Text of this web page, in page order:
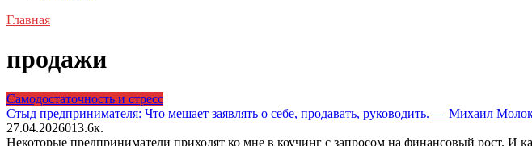
Главная
продажи
Самодостаточность и стресс
Стыд предпринимателя: Что мешает заявлять о себе, продавать, руководить. — Михаил
27.04.2026013.6к.
Некоторые предприниматели приходят ко мне в коучинг с запросом на финансовый рост. И